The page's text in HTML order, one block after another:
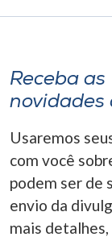
Receba as
novidades
Usaremos
com você
podem ser de
envio da
mais detalhes,